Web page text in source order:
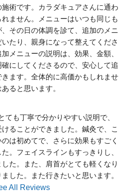
術です。カラダキュアさんに通わ
ません。メニューはいつも同じも
その日の体調を診て、追加のメニ
いたり、親身になって整えてくださ
メニューの説明は、効果、金額、
にしてくださるので、安心して追
ます。全体的に高価かもしれませ
ると思います。
ても丁寧で分かりやすい説明で、
ることができました。鍼灸で、こ
は初めてで、さらに効果もすごく
。フェイスラインもすっきりし、
た。また、肩首がとても軽くなり
した。また行きたいと思います。
All Reviews